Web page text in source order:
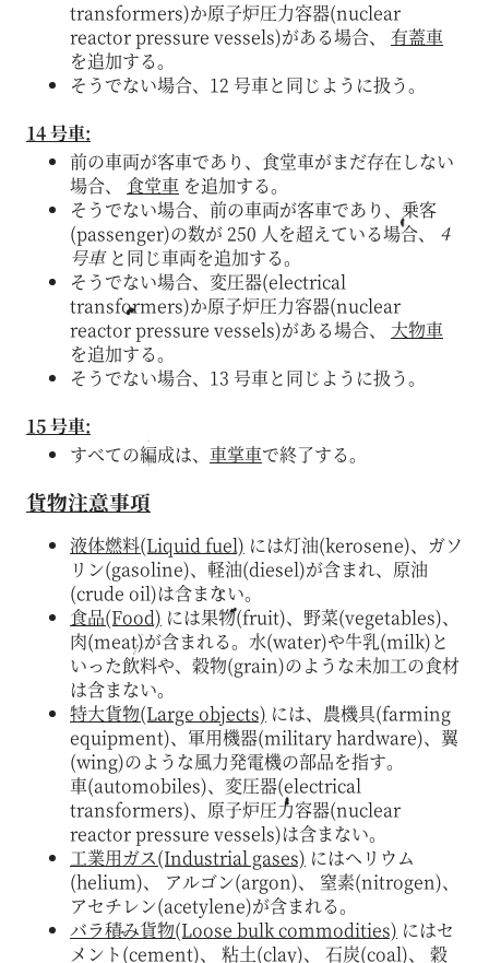
transformers)か原子炉圧力容器(nuclear
reactor pressure vessels)がある場合、 有蓋車
を追加する。
そうでない場合、12 号車と同じように扱う。
14 号車:
前の車両が客車であり、食堂車がまだ存在しない
場合、 食堂車 を追加する。
そうでない場合、前の車両が客車であり、乗客
(passenger)の数が 250 人を超えている場合、 4
号車と同じ車両を追加する。
そうでない場合、変圧器(electrical
transformers)か原子炉圧力容器(nuclear
reactor pressure vessels)がある場合、 大物車
を追加する。
そうでない場合、13 号車と同じように扱う。
15 号車:
すべての編成は、 車掌車で終了する。
貨物注意事項
液体燃料(Liquid fuel) には灯油(kerosene)、ガソ
リン(gasoline)、軽油(diesel)が含まれ、原油
(crude oil)は含まない。
食品(Food) には果物(fruit)、野菜(vegetables)、
肉(meat)が含まれる。水(water)や牛乳(milk)と
いった飲料や、穀物(grain)のような未加工の食材
は含まない。
特大貨物(Large objects) には、農機具(farming
equipment)、軍用機器(military hardware)、翼
(wing)のような風力発電機の部品を指す。
車(automobiles)、変圧器(electrical
transformers)、原子炉圧力容器(nuclear
reactor pressure vessels)は含まない。
工業用ガス(Industrial gases) にはヘリウム
(helium)、 アルゴン(argon)、 窒素(nitrogen)、
アセチレン(acetylene)が含まれる。
バラ積み貨物(Loose bulk commodities) にはセ
メント(cement)、 粘土(clay)、 石炭(coal)、 穀